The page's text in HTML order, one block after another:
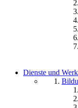
Dienste und